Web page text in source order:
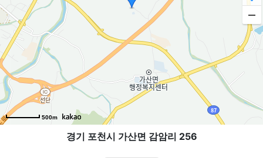
500m
경기 포천시 가산면 감암리 256